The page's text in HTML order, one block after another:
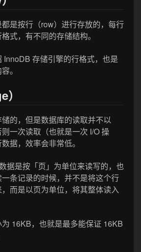
是按行（row）进行存放的，每行
式，有不同的存储结构。
InnoDB 存储引擎的行格式，也是
。
的，但是数据库的读取并不以
则一次读取（也就是一次 I/O 操
据，效率会非常低。
据是按「页」为单位来读写的，也
条记录的时候，并不是将这个行
而是以页为单位，将其整体读入
16KB，也就是最多能保证 16KB